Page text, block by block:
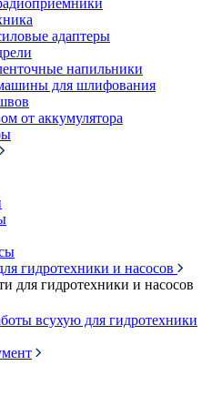
адаптеры
напильники
для шлифования
от аккумулятора
гидротехники и насосов
для гидротехники и насосов
всухую для гидротехники